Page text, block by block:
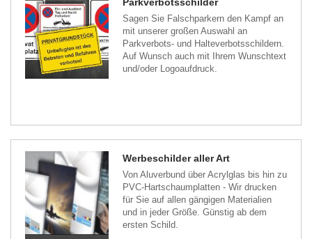
Parkverbotsschilder
Sagen Sie Falschparkern den Kampf an
mit unserer großen Auswahl an
Parkverbots- und Halteverbotsschildern.
Auf Wunsch auch mit Ihrem Wunschtext
und/oder Logoaufdruck.
Werbeschilder aller Art
Von Aluverbund über Acrylglas bis hin zu
PVC-Hartschaumplatten - Wir drucken
für Sie auf allen gängigen Materialien
und in jeder Größe. Günstig ab dem
ersten Schild.